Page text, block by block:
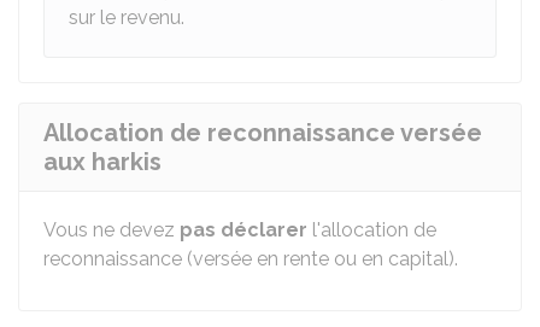
sur le revenu.
Allocation de reconnaissance versée
aux harkis
Vous ne devez pas déclarer l'allocation de
reconnaissance (versée en rente ou en capital).